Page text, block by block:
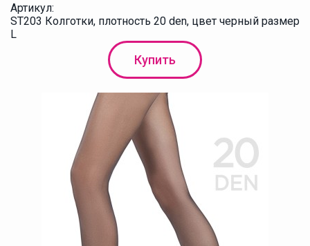
Артикул:
ST203 Колготки, плотность 20 den, цвет черный размер
L
Купить